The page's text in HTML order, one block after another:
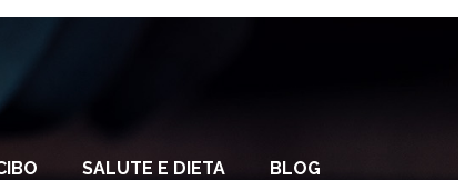
SALUTE E DIETA BLOG